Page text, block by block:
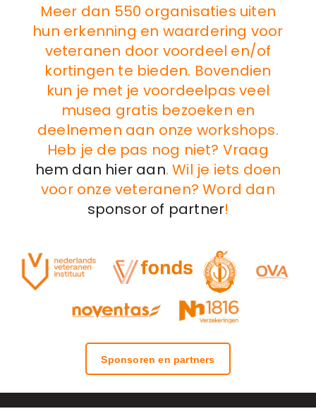
Meer dan 550 organisaties uiten
hun erkenning en waardering voor
veteranen door voordeel en/of
kortingen te bieden. Bovendien
kun je met je voordeelpas veel
musea gratis bezoeken en
deelnemen aan onze workshops.
Heb je de pas nog niet? Vraag
hem dan hier aan. Wil je iets doen
voor onze veteranen? Word dan
sponsor of partner!
Sponsoren en partners